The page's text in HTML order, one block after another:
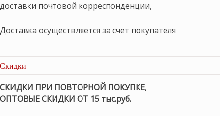
доставки почтовой корреспонденции,
Доставка осуществляется за счет покупателя
Скидки
СКИДКИ ПРИ ПОВТОРНОЙ ПОКУПКЕ,
ОПТОВЫЕ СКИДКИ ОТ 15 тыс.руб.